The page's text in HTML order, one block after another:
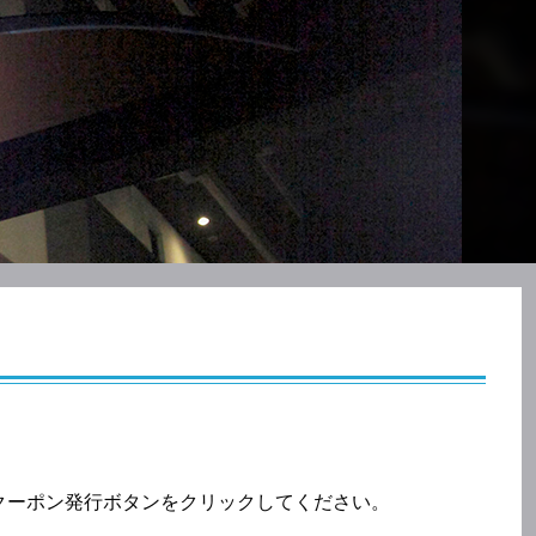
ポン発行ボタンをクリックしてください。